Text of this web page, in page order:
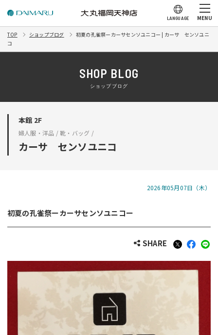
LANGUAGE MENU
TOP ショップブログ
初夏の孔雀祭ーカーサセンソユニコー | カーサ センソユニ
コ
SHOP BLOG
ショップブログ
本館 2F
婦人服・洋品 / 靴・バッグ /
カーサ センソユニコ
2026年05月07日（木）
初夏の孔雀祭ーカーサセンソユニコー
SHARE